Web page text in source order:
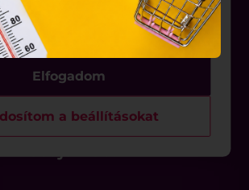
Aktualitások
Rólunk
tárolásához a felhasználók
kell kérniük.
Elfogadom
a beállításokat